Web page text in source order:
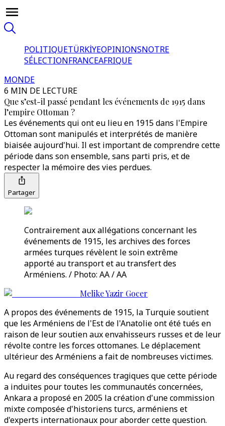
POLITIQUETÜRKİYEOPINIONSNOTRE
SÉLECTIONFRANCEAFRIQUE
MONDE
6 MIN DE LECTURE
Que s’est-il passé pendant les événements de 1915 dans
l’empire Ottoman ?
Les événements qui ont eu lieu en 1915 dans l'Empire
Ottoman sont manipulés et interprétés de manière
biaisée aujourd'hui. Il est important de comprendre cette
période dans son ensemble, sans parti pris, et de
respecter la mémoire des vies perdues.
Partager
Contrairement aux allégations concernant les
événements de 1915, les archives des forces
armées turques révèlent le soin extrême
apporté au transport et au transfert des
Arméniens. / Photo: AA / AA
Melike Yazir Gocer
A propos des événements de 1915, la Turquie soutient
que les Arméniens de l'Est de l'Anatolie ont été tués en
raison de leur soutien aux envahisseurs russes et de leur
révolte contre les forces ottomanes. Le déplacement
ultérieur des Arméniens a fait de nombreuses victimes.
Au regard des conséquences tragiques que cette période
a induites pour toutes les communautés concernées,
Ankara a proposé en 2005 la création d'une commission
mixte composée d'historiens turcs, arméniens et
d'experts internationaux pour aborder cette question.